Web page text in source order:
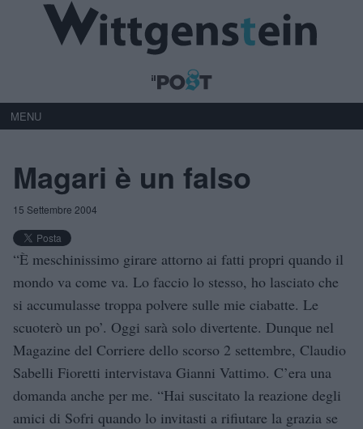
MENU
Magari è un falso
15 Settembre 2004
“È meschinissimo girare attorno ai fatti propri quando il
mondo va come va. Lo faccio lo stesso, ho lasciato che
si accumulasse troppa polvere sulle mie ciabatte. Le
scuoterò un po’. Oggi sarà solo divertente. Dunque nel
Magazine del Corriere dello scorso 2 settembre, Claudio
Sabelli Fioretti intervistava Gianni Vattimo. C’era una
domanda anche per me. “Hai suscitato la reazione degli
amici di Sofri quando lo invitasti a rifiutare la grazia se